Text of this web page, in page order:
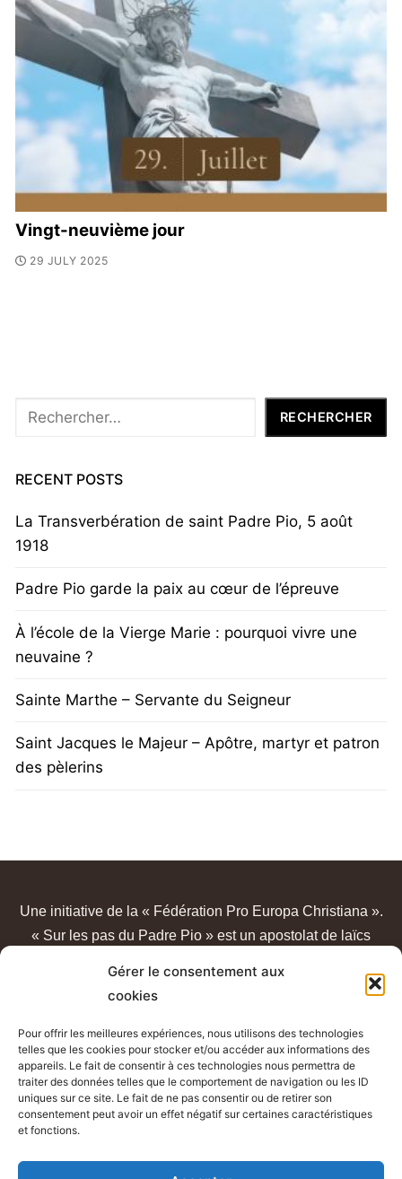
Gérer le consentement aux
cookies
Pour offrir les meilleures expériences, nous utilisons des technologies
telles que les cookies pour stocker et/ou accéder aux informations des
appareils. Le fait de consentir à ces technologies nous permettra de
traiter des données telles que le comportement de navigation ou les ID
uniques sur ce site. Le fait de ne pas consentir ou de retirer son
consentement peut avoir un effet négatif sur certaines caractéristiques
et fonctions.
Vingt-neuvième jour
29 JULY 2025
Rechercher RECHERCHER
RECENT POSTS
La Transverbération de saint Padre Pio, 5 août
1918
Padre Pio garde la paix au cœur de l’épreuve
À l’école de la Vierge Marie : pourquoi vivre une
neuvaine ?
Sainte Marthe – Servante du Seigneur
Saint Jacques le Majeur – Apôtre, martyr et patron
des pèlerins
Une initiative de la « Fédération Pro Europa Christiana ».
« Sur les pas du Padre Pio » est un apostolat de laïcs
Mentions légales - Conditions générales d’utilisation